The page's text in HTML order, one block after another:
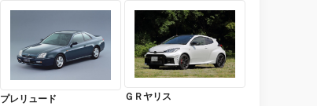
プレリュード ＧＲヤリス